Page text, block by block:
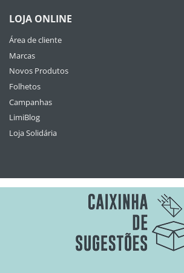
LOJA ONLINE
Área de cliente
Marcas
Novos Produtos
Folhetos
Campanhas
LimiBlog
Loja Solidária